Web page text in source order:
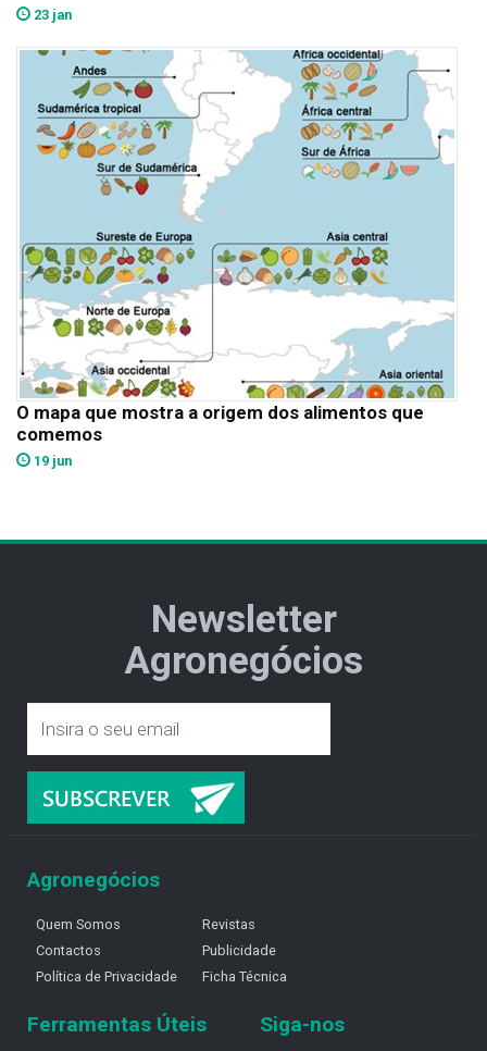
23 jan
O mapa que mostra a origem dos alimentos que
comemos
19 jun
Newsletter
Agronegócios
Agronegócios
Quem Somos
Contactos
Política de Privacidade
Revistas
Publicidade
Ficha Técnica
Ferramentas Úteis Siga-nos